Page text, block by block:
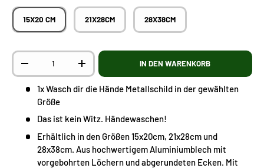
15X20 CM 21X28CM 28X38CM
Anzahl
-
+ IN DEN WARENKORB
1x Wasch dir die Hände Metallschild in der gewählten
Größe
Das ist kein Witz. Händewaschen!
Erhältlich in den Größen 15x20cm, 21x28cm und
28x38cm. Aus hochwertigem Aluminiumblech mit
vorgebohrten Löchern und abgerundeten Ecken. Mit